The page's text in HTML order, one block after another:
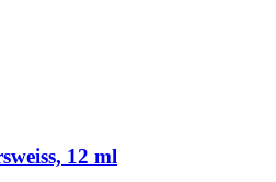
12 ml